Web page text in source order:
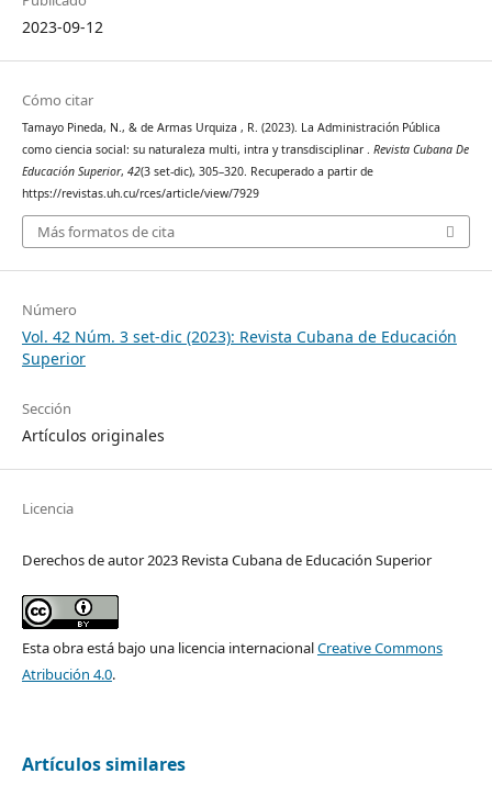
2023-09-12
Cómo citar
Tamayo Pineda, N., & de Armas Urquiza , R. (2023). La Administración Pública
como ciencia social: su naturaleza multi, intra y transdisciplinar . Revista Cubana De
Educación Superior, 42(3 set-dic), 305–320. Recuperado a partir de
https://revistas.uh.cu/rces/article/view/7929
Más formatos de cita
Número
Vol. 42 Núm. 3 set-dic (2023): Revista Cubana de Educación
Superior
Sección
Artículos originales
Licencia
Derechos de autor 2023 Revista Cubana de Educación Superior
Esta obra está bajo una licencia internacionalCreative Commons
Atribución 4.0.
Artículos similares